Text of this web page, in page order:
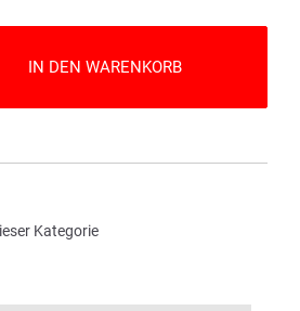
IN DEN WARENKORB
Kategorie